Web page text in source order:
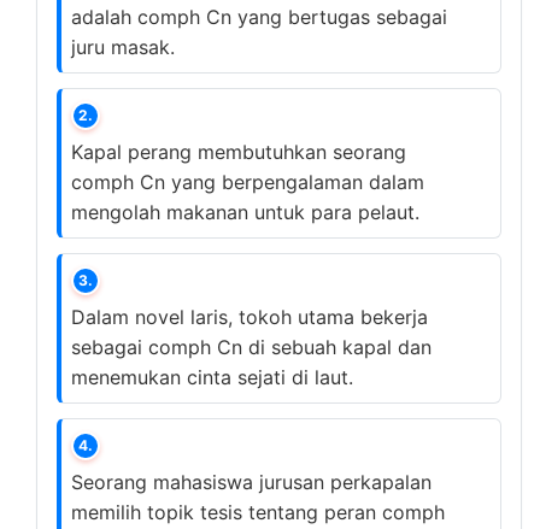
adalah comph Cn yang bertugas sebagai
juru masak.
2.
Kapal perang membutuhkan seorang
comph Cn yang berpengalaman dalam
mengolah makanan untuk para pelaut.
3.
Dalam novel laris, tokoh utama bekerja
sebagai comph Cn di sebuah kapal dan
menemukan cinta sejati di laut.
4.
Seorang mahasiswa jurusan perkapalan
memilih topik tesis tentang peran comph